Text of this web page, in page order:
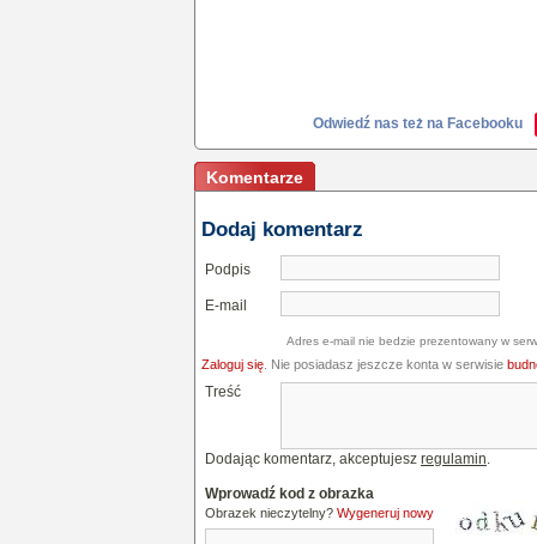
Odwiedź nas też na Facebooku
Komentarze
Dodaj komentarz
Podpis
E-mail
Adres e-mail nie bedzie prezentowany w
Zaloguj się . Nie posiadasz jeszcze konta w serwisie
Treść
Dodając komentarz, akceptujesz regulamin.
Wprowadź kod z obrazka
Obrazek nieczytelny? Wygeneruj nowy